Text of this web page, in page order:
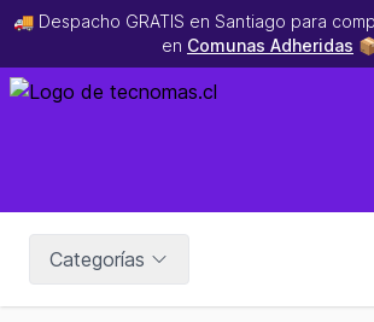
🚚 Despacho GRATIS en Santiago para
en Comunas Adheridas
Categorías